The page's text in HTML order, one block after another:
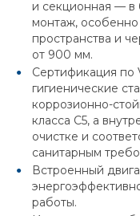
и секционная — в
монтаж, особенно
пространства и
от 900 мм.
Сертификация по
гигиенические
коррозионно-
класса С5, а
очистке и
санитарным
Встроенный
работы.